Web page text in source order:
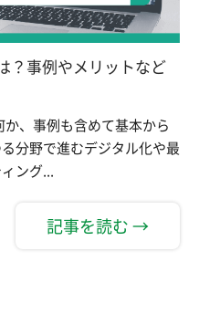
？事例やメリットなど
、事例も含めて基本から
分野で進むデジタル化や最
ング...
記事を読む →